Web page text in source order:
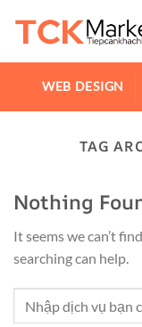
WEB DESIGN
TAG
Nothing
It seems we can’t
searching can help.